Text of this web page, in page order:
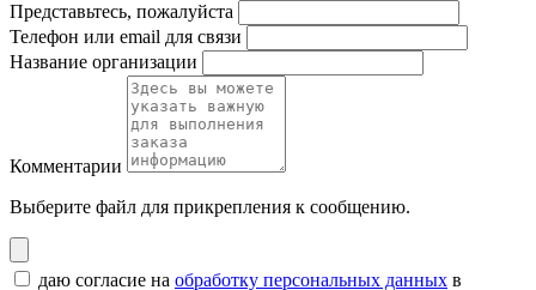
Представьтесь, пожалуйста
Телефон или email для связи
Название организации
Комментарии
Выберите файл для прикрепления к сообщению.
даю согласие на обработку персональных данных в